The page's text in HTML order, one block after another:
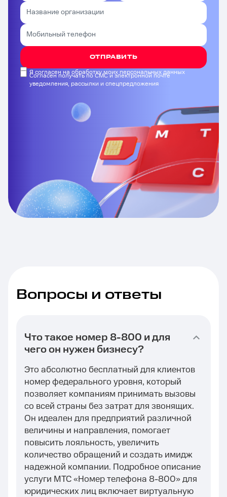
ОТПРАВИТЬ
Я согласен на обработку моих персональных данных
Согласен получать по СМС и электронной почте
уведомления, рассылки и спецпредложения
Вопросы и ответы
Что такое номер 8-800 и для
чего он нужен бизнесу?
Это абсолютно бесплатный для клиентов
номер федерального уровня, который
позволяет компаниям принимать вызовы
со всей страны без затрат для звонящих.
Он идеален для предприятий различной
величины и направления, помогает
повысить лояльность, увеличить
количество обращений и создать имидж
надежной компании. Подробное описание
услуги МТС «Номер телефона 8-800» для
юридических лиц включает виртуальную